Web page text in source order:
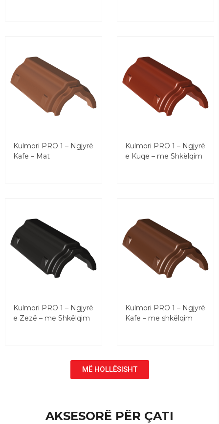
Kulmori PRO 1 – Ngjyrë
Kafe – Mat
Kulmori PRO 1 – Ngjyrë
e Kuqe – me Shkëlqim
Kulmori PRO 1 – Ngjyrë
e Zezë – me Shkëlqim
Kulmori PRO 1 – Ngjyrë
Kafe – me shkëlqim
MË HOLLËSISHT
AKSESORË PËR ÇATI